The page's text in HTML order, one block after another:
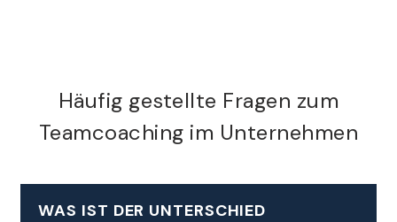
Häufig gestellte Fragen zum
Teamcoaching im Unternehmen
WAS IST DER UNTERSCHIED